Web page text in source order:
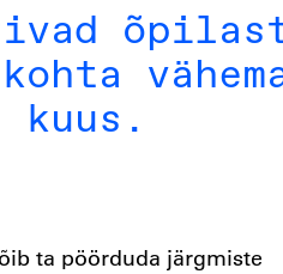
kuus.
ta pöörduda järgmiste